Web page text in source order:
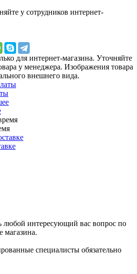
у сотрудников интернет-
для интернет-магазина. Уточняйте
у менеджера. Изображения товара
внешнего вида.
любой интересующий вас вопрос по
магазина.
специалисты обязательно